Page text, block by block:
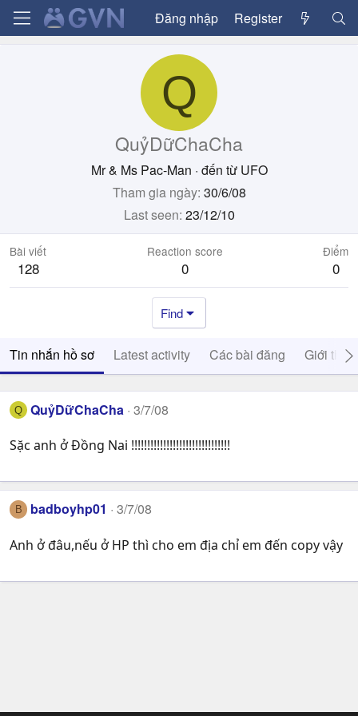
Đăng nhập Register
Q
QuỷDữChaCha
Mr & Ms Pac-Man · đến từ UFO
Tham gia ngày 30/6/08
Last seen 23/12/10
Bài viết
128
Reaction score
0
Điểm
0
Find
Tin nhắn hồ sơ Latest activity Các bài đăng Giới thiệu
Q QuỷDữChaCha 3/7/08
Sặc anh ở Đồng Nai !!!!!!!!!!!!!!!!!!!!!!!!!!!!!!!
B badboyhp01 3/7/08
Anh ở đâu,nếu ở HP thì cho em địa chỉ em đến copy vậy